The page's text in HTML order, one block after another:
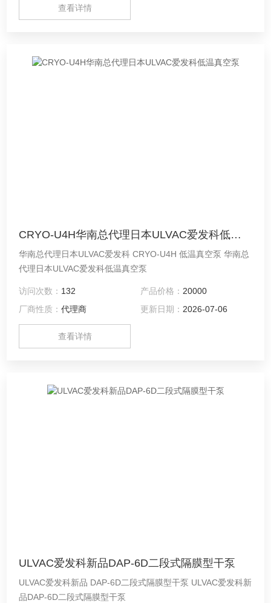
查看详情
CRYO-U4H华南总代理日本ULVAC爱发科低温真空泵
华南总代理日本ULVAC爱发科 CRYO-U4H 低温真空泵 华南总
代理日本ULVAC爱发科低温真空泵
访问次数： 132 产品价格： 20000
厂商性质：代理商 更新日期： 2026-07-06
查看详情
ULVAC爱发科新品DAP-6D二段式隔膜型干泵
ULVAC爱发科新品 DAP-6D二段式隔膜型干泵 ULVAC爱发科新
品DAP-6D二段式隔膜型干泵